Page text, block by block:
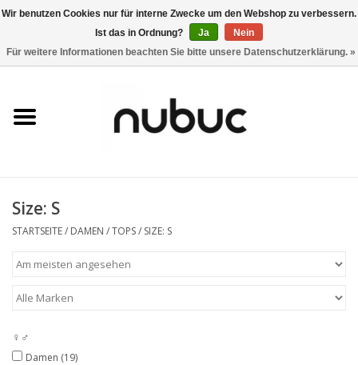
0 Artikel - CHF 0,00
Damen
Accessoires
Home
Stores
Marken
Size: S
STARTSEITE/ DAMEN /TOPS/ SIZE: S
♀♂
Damen (19)
Wir benutzen Cookies nur für interne Zwecke um den Webshop zu verbessern.
Ist das in Ordnung?
Ja
Nein
Für weitere Informationen beachten Sie bitte unsere Datenschutzerklärung. »